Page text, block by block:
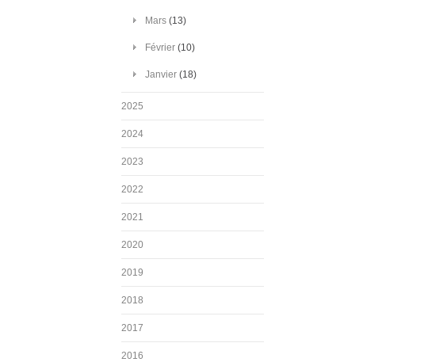
Mars (13)
Février (10)
Janvier (18)
2025
2024
2023
2022
2021
2020
2019
2018
2017
2016